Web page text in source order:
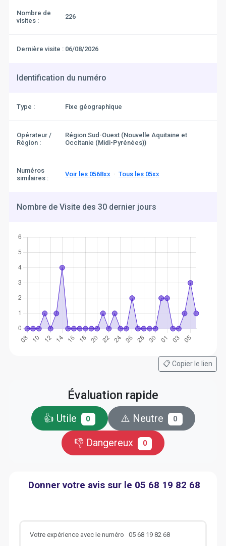
Nombre de
visites :
226
Dernière visite : 06/08/2026
Identification du numéro
Type : Fixe géographique
Opérateur /
Région :
Région Sud-Ouest (Nouvelle Aquitaine et
Occitanie (Midi-Pyrénées))
Numéros
similaires :
Voir les 0568xx· Tous les 05xx
Nombre de Visite des 30 dernier jours
📋 Copier le lien
Évaluation rapide
👍 Utile 0 ⚠️ Neutre 0
👎 Dangereux 0
Donner votre avis sur le 05 68 19 82 68